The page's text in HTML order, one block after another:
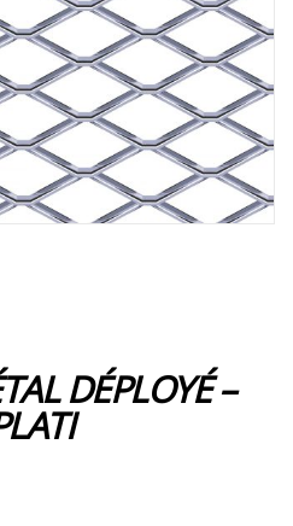
DÉPLOYÉ –